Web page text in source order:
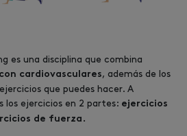
es una disciplina que combina
cardiovasculares, además de los
que puedes hacer. A
los ejercicios en 2 partes: ejercicios
de fuerza.